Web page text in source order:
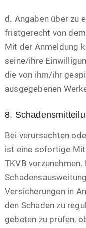
d. Angaben über zu
fristgerecht von
Mit der Anmeldung
seine/ihre
die von ihm/ihr
ausgegebenen
8.
Bei verursachten
ist eine sofortige
TKVB
Versicherungen in
den Schaden zu
gebeten zu prüfen,